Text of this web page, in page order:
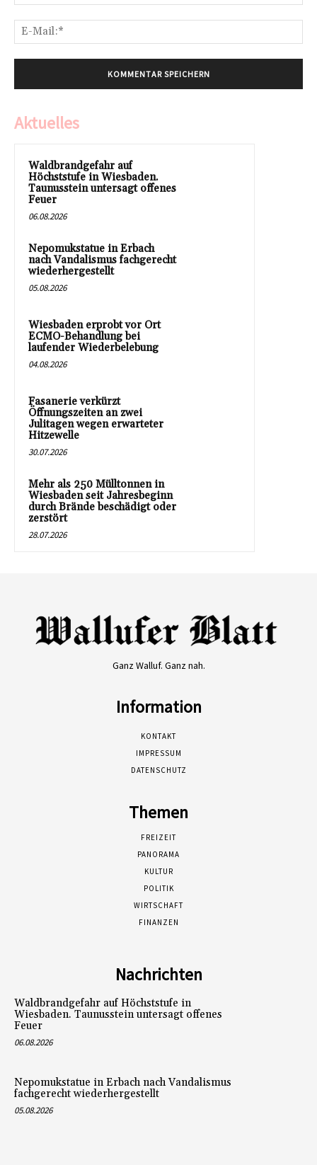
Aktuelles
Waldbrandgefahr auf
Höchststufe in Wiesbaden.
Taunusstein untersagt offenes
Feuer
06.08.2026
Nepomukstatue in Erbach
nach Vandalismus fachgerecht
wiederhergestellt
05.08.2026
Wiesbaden erprobt vor Ort
ECMO-Behandlung bei
laufender Wiederbelebung
04.08.2026
Fasanerie verkürzt
Öffnungszeiten an zwei
Julitagen wegen erwarteter
Hitzewelle
30.07.2026
Mehr als 250 Mülltonnen in
Wiesbaden seit Jahresbeginn
durch Brände beschädigt oder
zerstört
28.07.2026
Ganz Walluf. Ganz nah.
Information
KONTAKT
IMPRESSUM
DATENSCHUTZ
Themen
FREIZEIT
PANORAMA
KULTUR
POLITIK
WIRTSCHAFT
FINANZEN
Nachrichten
Waldbrandgefahr auf Höchststufe in
Wiesbaden. Taunusstein untersagt offenes
Feuer
06.08.2026
Nepomukstatue in Erbach nach Vandalismus
fachgerecht wiederhergestellt
05.08.2026